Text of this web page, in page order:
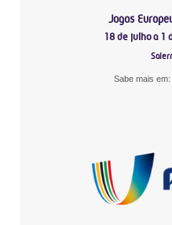
Jogos
18 de julho a 1
Sabe mais em: